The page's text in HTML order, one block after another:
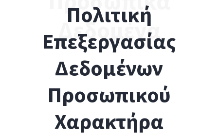
Πολιτική
Επεξεργασίας
Δεδομένων
Προσωπικού
Χαρακτήρα